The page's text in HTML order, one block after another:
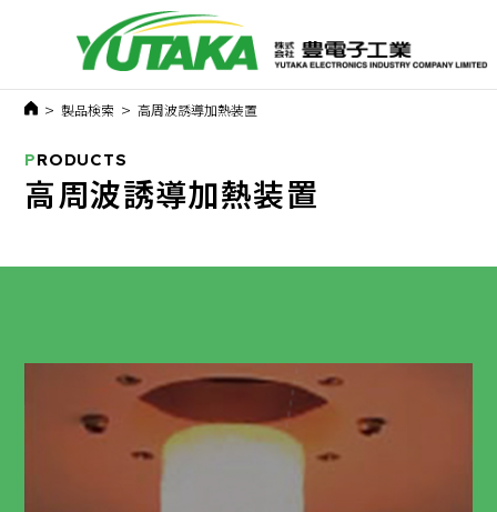
>製品検索 >高周波誘導加熱装置
PRODUCTS
高周波誘導加熱装置